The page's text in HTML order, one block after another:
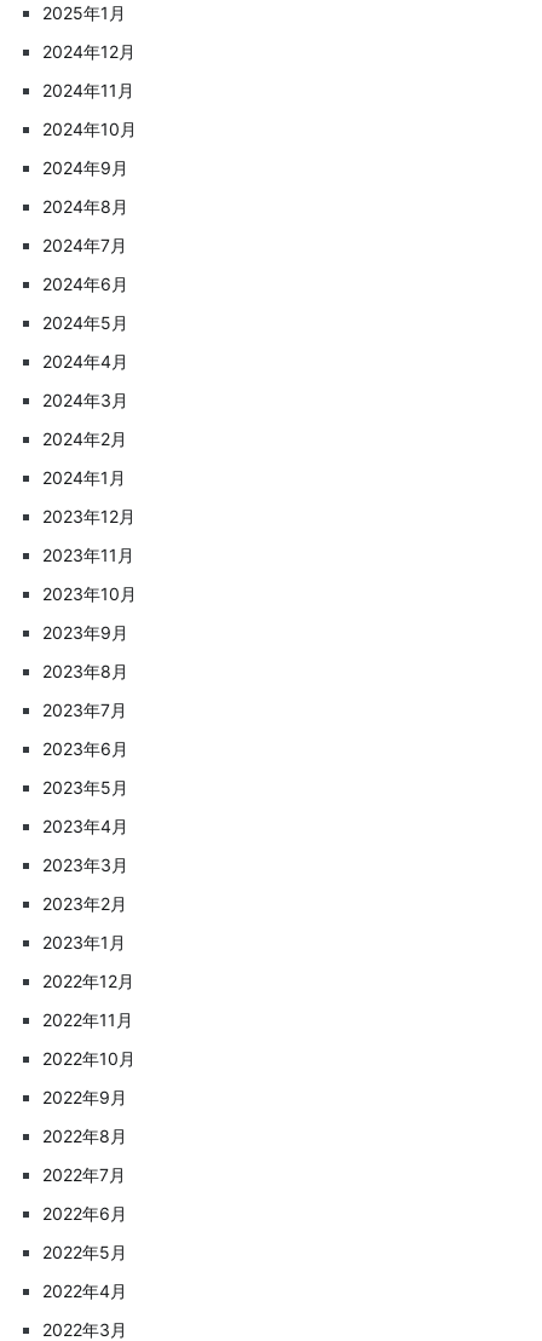
2025年1月
2024年12月
2024年11月
2024年10月
2024年9月
2024年8月
2024年7月
2024年6月
2024年5月
2024年4月
2024年3月
2024年2月
2024年1月
2023年12月
2023年11月
2023年10月
2023年9月
2023年8月
2023年7月
2023年6月
2023年5月
2023年4月
2023年3月
2023年2月
2023年1月
2022年12月
2022年11月
2022年10月
2022年9月
2022年8月
2022年7月
2022年6月
2022年5月
2022年4月
2022年3月